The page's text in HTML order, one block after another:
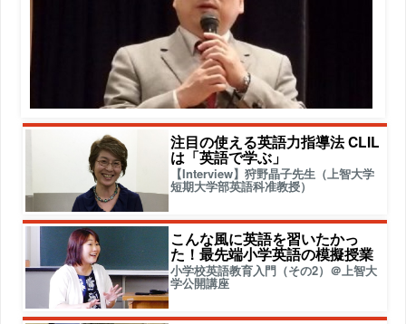
注目の使える英語力指導法 CLIL
は「英語で学ぶ」
【Interview】狩野晶子先生（上智大学
短期大学部英語科准教授）
こんな風に英語を習いたかっ
た！最先端小学英語の模擬授業
小学校英語教育入門（その2）＠上智大
学公開講座